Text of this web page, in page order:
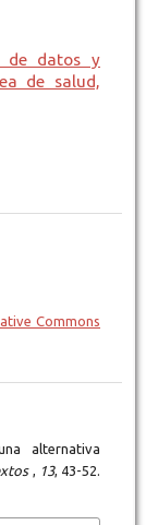
de datos y
de salud,
Commons
alternativa
, 13, 43-52.